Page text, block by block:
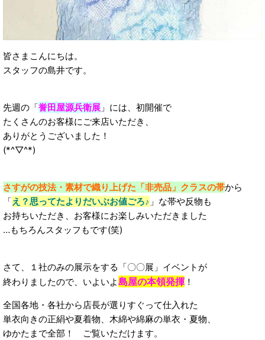
皆さまこんにちは。
スタッフの島井です。
先週の「誉田屋源兵衛展 」には、初開催で
たくさんのお客様にご来店いただき、
ありがとうございました！
(*^▽^*)
さすがの技法・素材で織り上げた「非売品」クラスの帯から
「え？思ってたよりだいぶお値ごろ♪ 」な帯や反物も
お持ちいただき、お客様にお楽しみいただきました
…もちろんスタッフもです(笑)
さて、１社のみの展示をする「〇〇展」イベントが
終わりましたので、いよいよ島屋の本領発揮 ！
全国各地・各社から店長が選りすぐって仕入れた
単衣向きの正絹や夏着物、木綿や綿麻の単衣・夏物、
ゆかたまで全部！ ご覧いただけます。